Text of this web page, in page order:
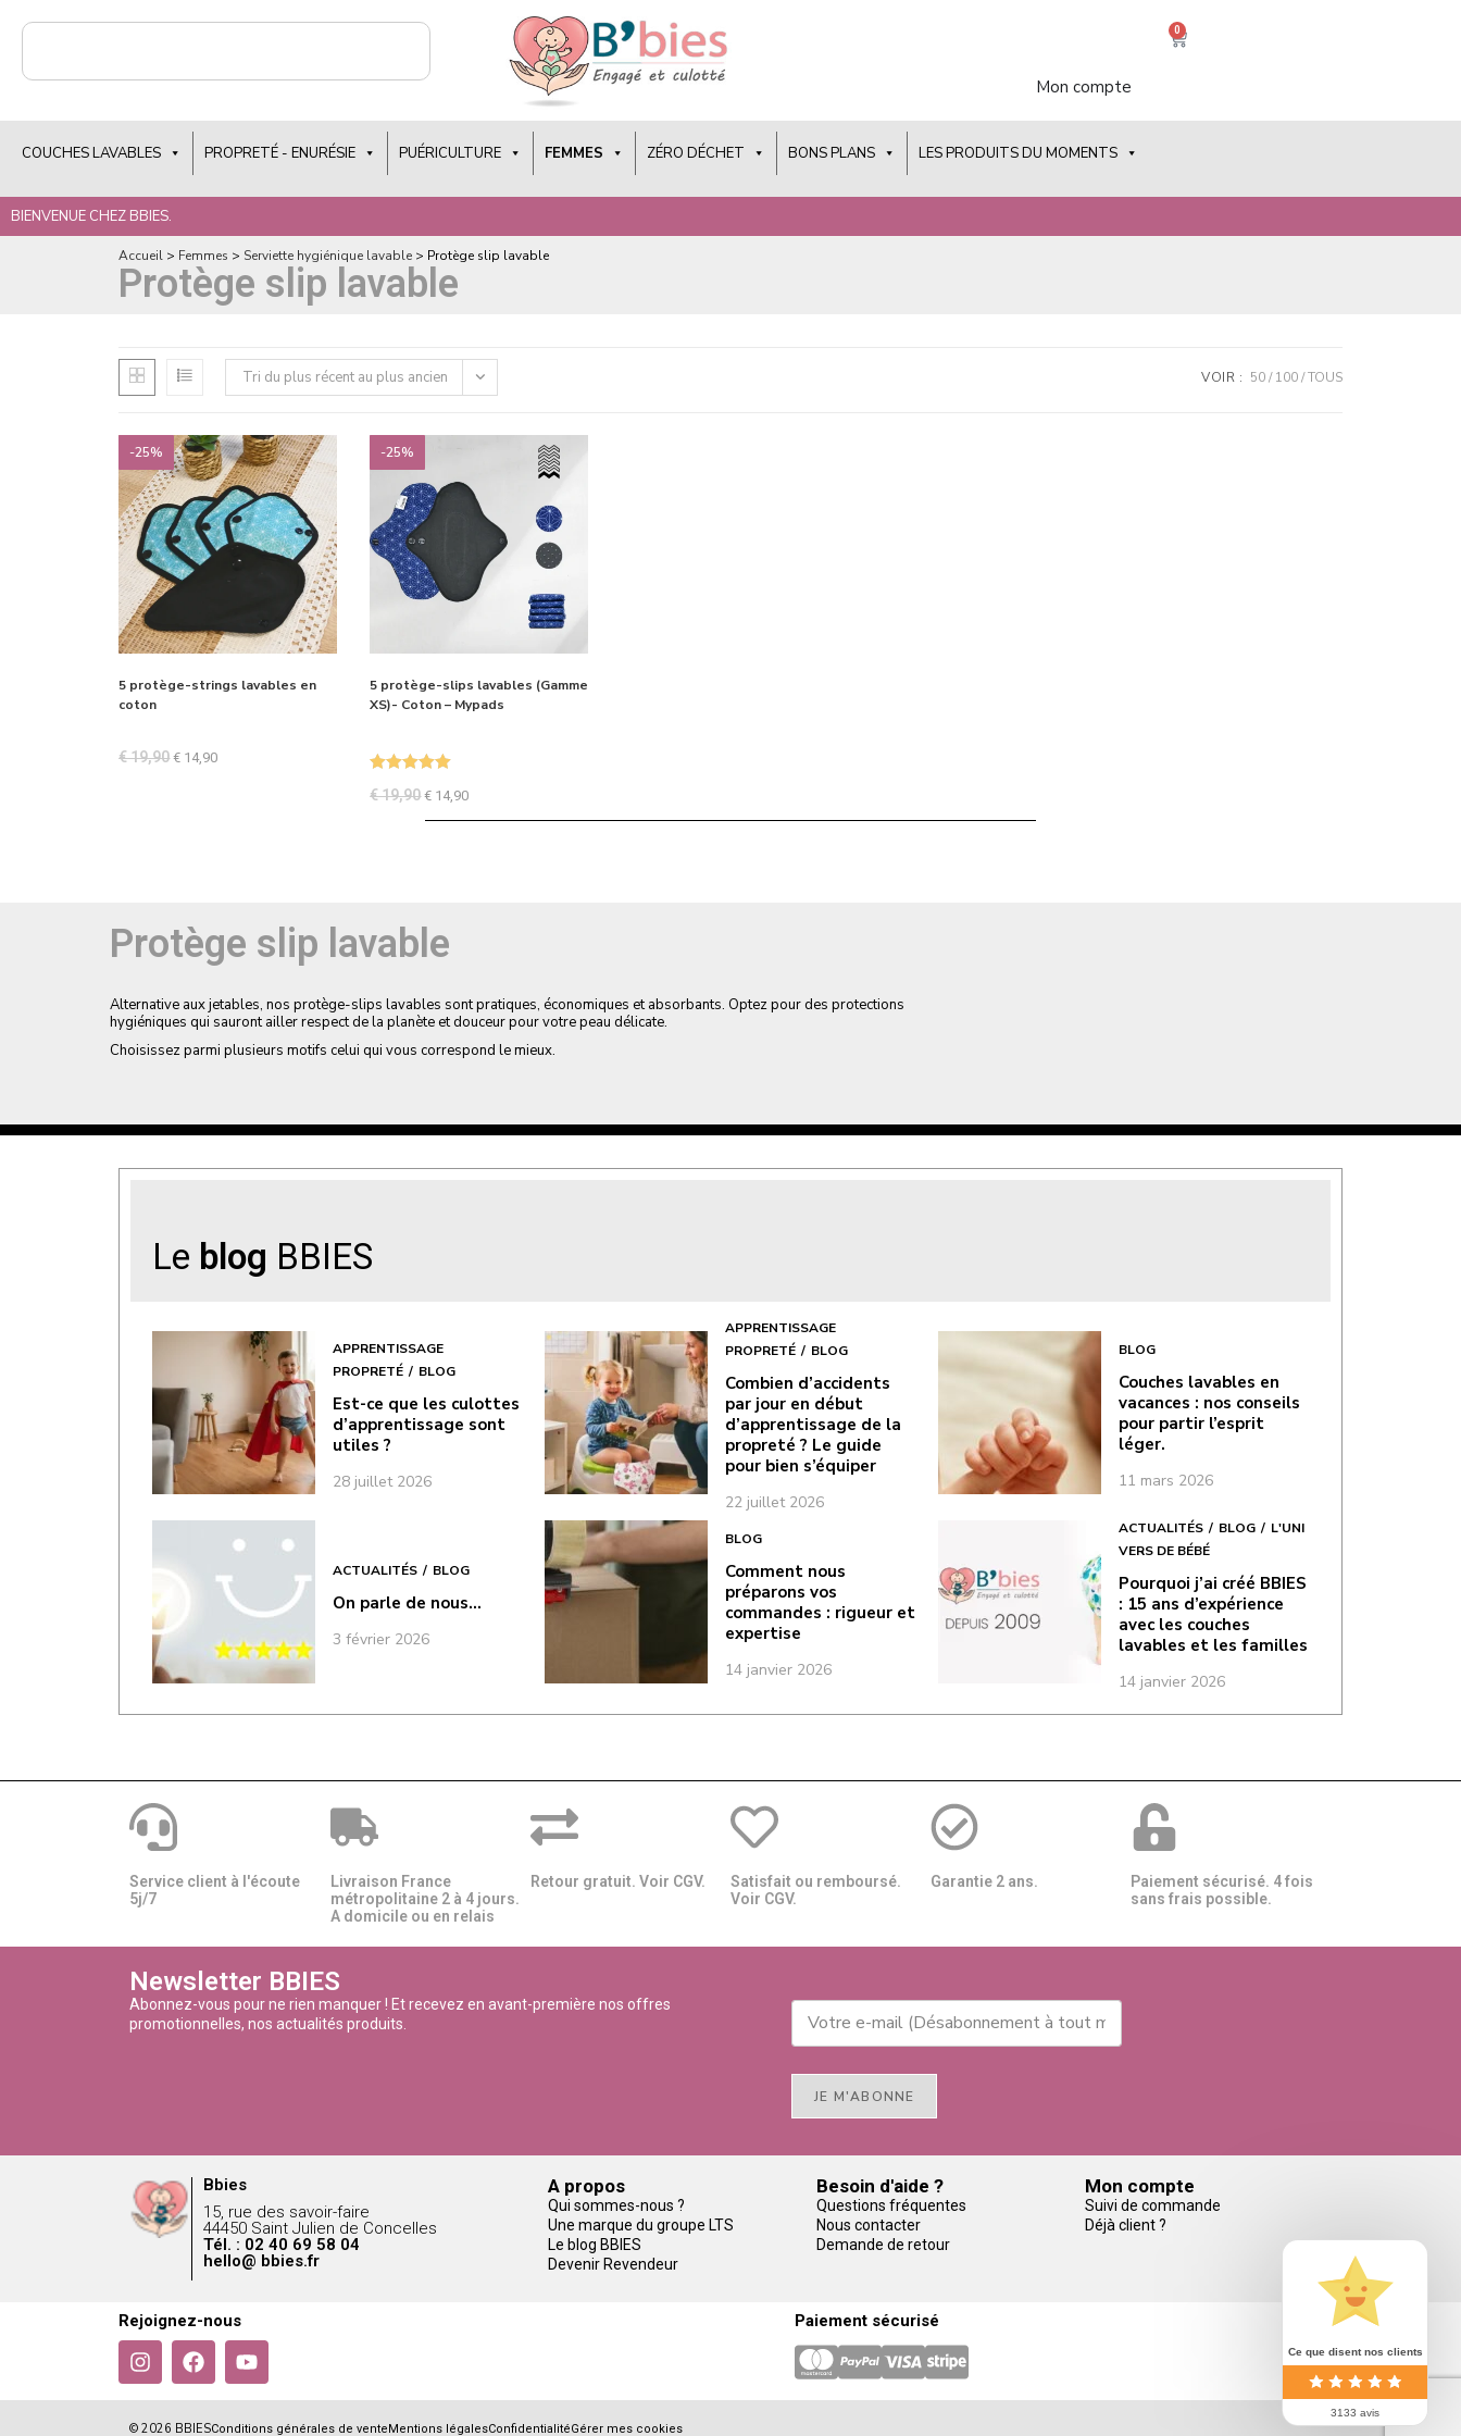
Mon compte
0
COUCHES LAVABLES PROPRETÉ - ENURÉSIE PUÉRICULTURE FEMMES ZÉRO DÉCHET BONS PLANS LES PRODUITS DU MOMENTS
BIENVENUE CHEZ BBIES.
Accueil > Femmes > Serviette hygiénique lavable > Protège slip lavable
Protège slip lavable
Tri du plus récent au plus ancien VOIR : 50 100 TOUS
-25%
5 protège-strings lavables en
coton
€19,90 € 14,90
-25%
5 protège-slips lavables (Gamme
XS)- Coton – Mypads
€19,90 € 14,90
Protège slip lavable
Alternative aux jetables, nos protège-slips lavables sont pratiques, économiques et absorbants. Optez pour des protections
hygiéniques qui sauront ailler respect de la planète et douceur pour votre peau délicate.
Choisissez parmi plusieurs motifs celui qui vous correspond le mieux.
Le blog BBIES
APPRENTISSAGE
PROPRETÉ
BLOG
Est-ce que les culottes
d’apprentissage sont
utiles ?
28 juillet 2026
APPRENTISSAGE
PROPRETÉ
BLOG
Combien d’accidents
par jour en début
d’apprentissage de la
propreté ? Le guide
pour bien s’équiper
22 juillet 2026
BLOG
Couches lavables en
vacances : nos conseils
pour partir l’esprit
léger.
11 mars 2026
ACTUALITÉS BLOG
On parle de nous…
3 février 2026
BLOG
Comment nous
préparons vos
commandes : rigueur et
expertise
14 janvier 2026
ACTUALITÉS BLOG
L'UNI
VERS DE BÉBÉ
Pourquoi j’ai créé BBIES
: 15 ans d’expérience
avec les couches
lavables et les familles
14 janvier 2026
Service client à l'écoute
5j/7
Livraison France
métropolitaine 2 à 4 jours.
A domicile ou en relais​​
Retour gratuit. Voir CGV.
Satisfait ou remboursé.
Voir CGV.
Garantie 2 ans.
Paiement sécurisé. 4 fois
sans frais possible.
Newsletter BBIES
Abonnez-vous pour ne rien manquer ! Et recevez en avant-première nos offres
promotionnelles, nos actualités produits.
JE M'ABONNE
Bbies
15, rue des savoir-faire
44450 Saint Julien de Concelles
Tél. : 02 40 69 58 04
hello@ bbies.fr
A propos
Qui sommes-nous ?
Une marque du groupe LTS
Le blog BBIES
Devenir Revendeur
Besoin d'aide ?
Questions fréquentes
Nous contacter
Demande de retour
Mon compte
Suivi de commande
Déjà client ?
Rejoignez-nous Paiement sécurisé
© 2026 BBIESConditions générales de venteMentions légalesConfidentialitéGérer mes cookies
Ce que disent nos clients
3133 avis